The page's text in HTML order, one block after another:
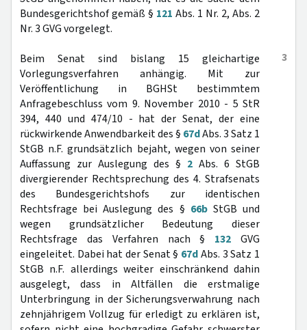
Bundesgerichtshof gemäß § 121 Abs. 1 Nr. 2, Abs. 2
Nr. 3 GVG vorgelegt.
3
Beim Senat sind bislang 15 gleichartige
Vorlegungsverfahren anhängig. Mit zur
Veröffentlichung in BGHSt bestimmtem
Anfragebeschluss vom 9. November 2010 - 5 StR
394, 440 und 474/10 - hat der Senat, der eine
rückwirkende Anwendbarkeit des § 67dAbs. 3 Satz 1
StGB n.F. grundsätzlich bejaht, wegen von seiner
Auffassung zur Auslegung des § 2 Abs. 6 StGB
divergierender Rechtsprechung des 4. Strafsenats
des Bundesgerichtshofs zur identischen
Rechtsfrage bei Auslegung des § 66bStGB und
wegen grundsätzlicher Bedeutung dieser
Rechtsfrage das Verfahren nach § 132 GVG
eingeleitet. Dabei hat der Senat § 67dAbs. 3 Satz 1
StGB n.F. allerdings weiter einschränkend dahin
ausgelegt, dass in Altfällen die erstmalige
Unterbringung in der Sicherungsverwahrung nach
zehnjährigem Vollzug für erledigt zu erklären ist,